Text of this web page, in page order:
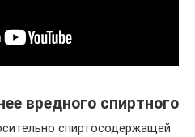
вредного спиртного
спиртосодержащей